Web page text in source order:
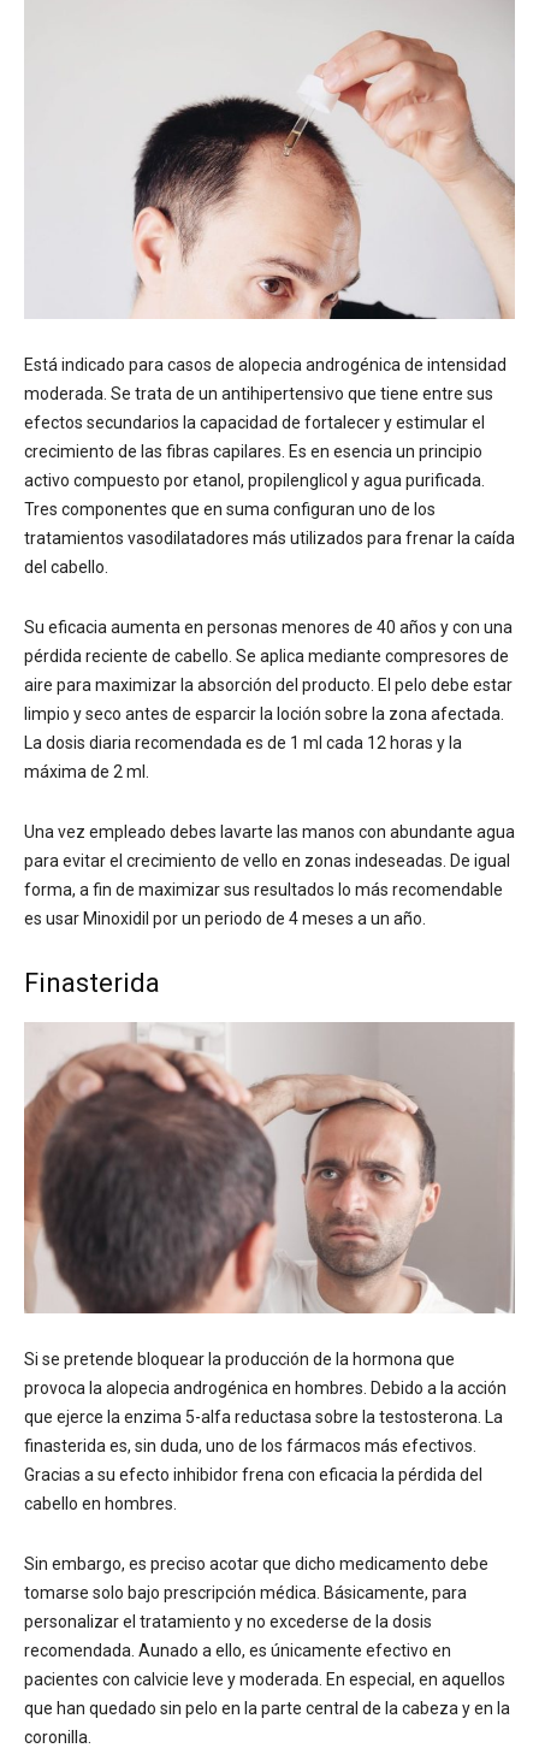
Está indicado para casos de alopecia androgénica de intensidad
moderada. Se trata de un antihipertensivo que tiene entre sus
efectos secundarios la capacidad de fortalecer y estimular el
crecimiento de las fibras capilares. Es en esencia un principio
activo compuesto por etanol, propilenglicol y agua purificada.
Tres componentes que en suma configuran uno de los
tratamientos vasodilatadores más utilizados para frenar la caída
del cabello.
Su eficacia aumenta en personas menores de 40 años y con una
pérdida reciente de cabello. Se aplica mediante compresores de
aire para maximizar la absorción del producto. El pelo debe estar
limpio y seco antes de esparcir la loción sobre la zona afectada.
La dosis diaria recomendada es de 1 ml cada 12 horas y la
máxima de 2 ml.
Una vez empleado debes lavarte las manos con abundante agua
para evitar el crecimiento de vello en zonas indeseadas. De igual
forma, a fin de maximizar sus resultados lo más recomendable
es usar Minoxidil por un periodo de 4 meses a un año.
Finasterida
Si se pretende bloquear la producción de la hormona que
provoca la alopecia androgénica en hombres. Debido a la acción
que ejerce la enzima 5-alfa reductasa sobre la testosterona. La
finasterida es, sin duda, uno de los fármacos más efectivos.
Gracias a su efecto inhibidor frena con eficacia la pérdida del
cabello en hombres.
Sin embargo, es preciso acotar que dicho medicamento debe
tomarse solo bajo prescripción médica. Básicamente, para
personalizar el tratamiento y no excederse de la dosis
recomendada. Aunado a ello, es únicamente efectivo en
pacientes con calvicie leve y moderada. En especial, en aquellos
que han quedado sin pelo en la parte central de la cabeza y en la
coronilla.